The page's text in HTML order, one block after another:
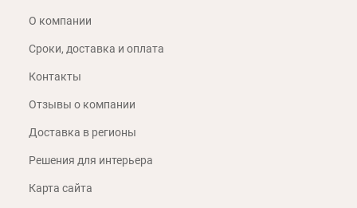
О компании
Сроки, доставка и оплата
Контакты
Отзывы о компании
Доставка в регионы
Решения для интерьера
Карта сайта